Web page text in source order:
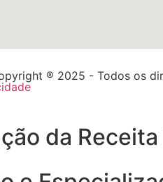
® 2025 - Todos os
da